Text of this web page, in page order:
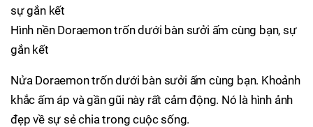
Hình nền Doraemon trốn dưới bàn sưởi ấm cùng bạn, sự
gắn kết
Nửa Doraemon trốn dưới bàn sưởi ấm cùng bạn. Khoảnh
khắc ấm áp và gần gũi này rất cảm động. Nó là hình ảnh
đẹp về sự sẻ chia trong cuộc sống.